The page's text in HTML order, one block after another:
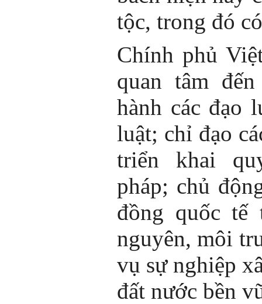
tộc, trong đó
Chính phủ
quan tâm
hành các đạo
luật; chỉ đạo
triển khai
pháp; chủ
đồng quốc
nguyên, môi
vụ sự nghiệp
đất nước bền